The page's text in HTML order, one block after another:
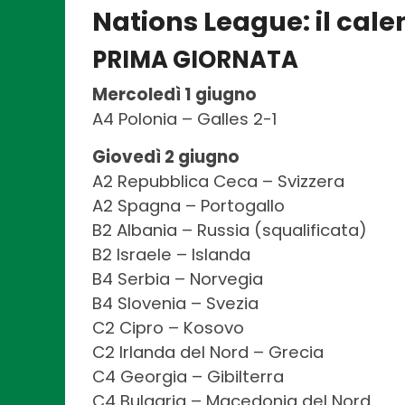
Nations League: il
PRIMA GIORNATA
Mercoledì 1 giugno
A4 Polonia – Galles 2-1
Giovedì 2 giugno
A2 Repubblica Ceca – Svizzera
A2 Spagna – Portogallo
B2 Albania – Russia (squalificata)
B2 Israele – Islanda
B4 Serbia – Norvegia
B4 Slovenia – Svezia
C2 Cipro – Kosovo
C2 Irlanda del Nord – Grecia
C4 Georgia – Gibilterra